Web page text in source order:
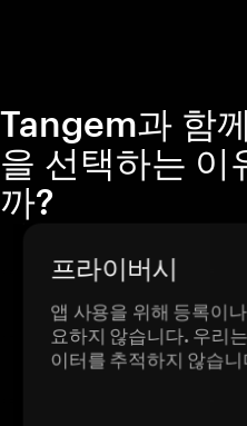
Tangem과 함
을 선택하는 이
까?
프라이버시
앱 사용을 위해 등록이
요하지 않습니다. 우리
이터를 추적하지 않습니